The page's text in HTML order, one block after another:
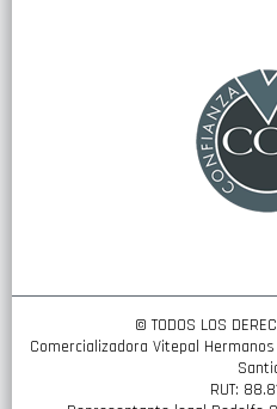
© TODOS LOS
Comercializadora Vitepal
RUT: